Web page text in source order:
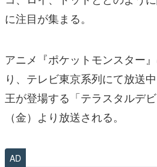
に注目が集まる。
アニメ『ポケットモンスター
り、テレビ東京系列にて放送
王が登場する「テラスタルデ
（金）より放送される。
AD